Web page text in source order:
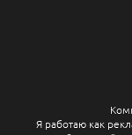
Я работаю как